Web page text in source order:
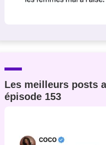
Les meilleurs posts
épisode 153